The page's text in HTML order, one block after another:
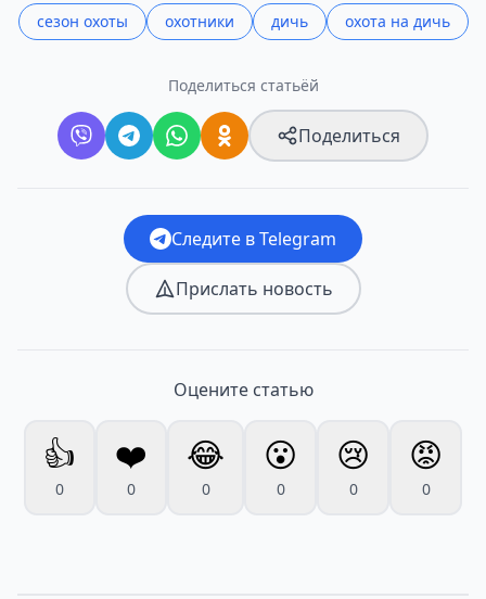
сезон охоты охотники дичь охота на дичь
Поделиться статьёй
Поделиться
Следите в Telegram
Прислать новость
Оцените статью
👍
0
❤️
0
😂
0
😮
0
😢
0
😡
0